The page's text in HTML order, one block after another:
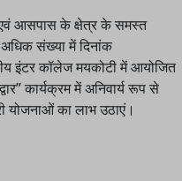
एवं आसपास के क्षेत्र के समस्त
संख्या में दिनांक
इंटर कॉलेज मयकोटी में आयोजित
कार्यक्रम में अनिवार्य रूप से
योजनाओं का लाभ उठाएं।